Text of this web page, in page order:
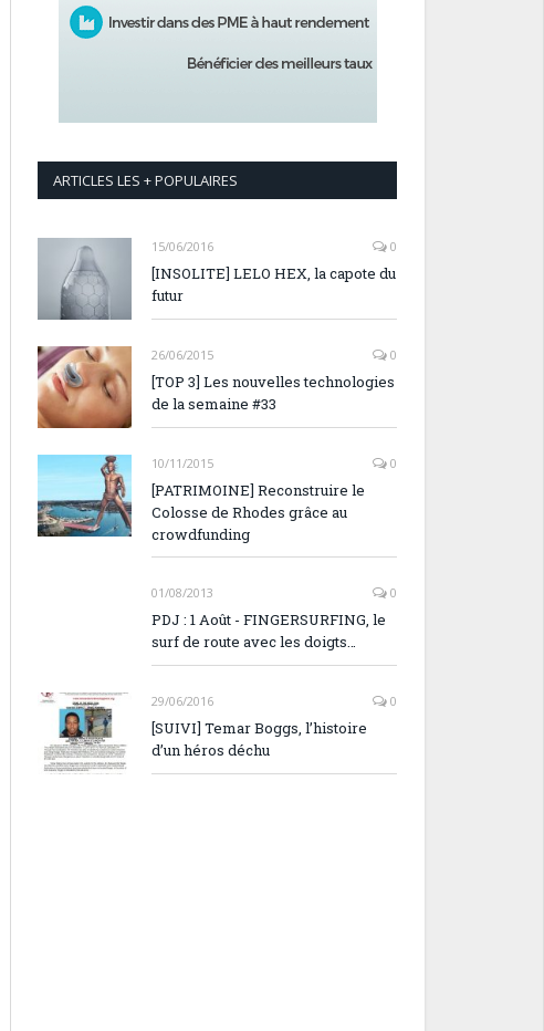
ARTICLES LES + POPULAIRES
15/06/2016 0
[INSOLITE] LELO HEX, la capote du
futur
26/06/2015 0
[TOP 3] Les nouvelles technologies
de la semaine #33
10/11/2015 0
[PATRIMOINE] Reconstruire le
Colosse de Rhodes grâce au
crowdfunding
01/08/2013 0
PDJ : 1 Août - FINGERSURFING, le
surf de route avec les doigts…
29/06/2016 0
[SUIVI] Temar Boggs, l’histoire
d’un héros déchu